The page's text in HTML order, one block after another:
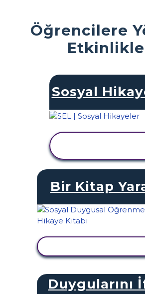
Öğrencilere
Sosyal
Bir Kitap
Duygularını